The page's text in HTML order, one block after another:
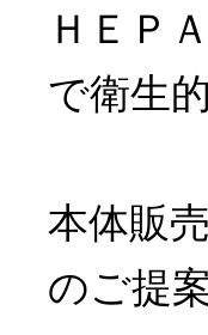
ＨＥＰ
で衛生
本体販
のご提